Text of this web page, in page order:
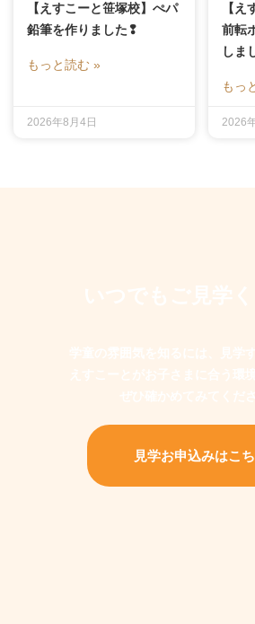
【えすこーと笹塚校】ぺパ
鉛筆を作りました❢
もっと読む »
2026年8月4日
【え
前転
しま
もっ
2026
見学お申込みはこ